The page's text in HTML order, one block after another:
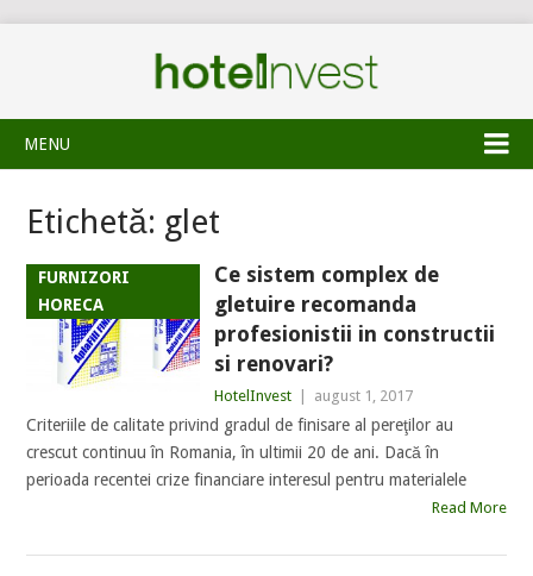
MENU
Etichetă: glet
FURNIZORI
HORECA
Ce sistem complex de
gletuire recomanda
profesionistii in constructii
si renovari?
HotelInvest august 1, 2017
Criteriile de calitate privind gradul de finisare al pereţilor au
crescut continuu în Romania, în ultimii 20 de ani. Dacă în
perioada recentei crize financiare interesul pentru materialele
Read More